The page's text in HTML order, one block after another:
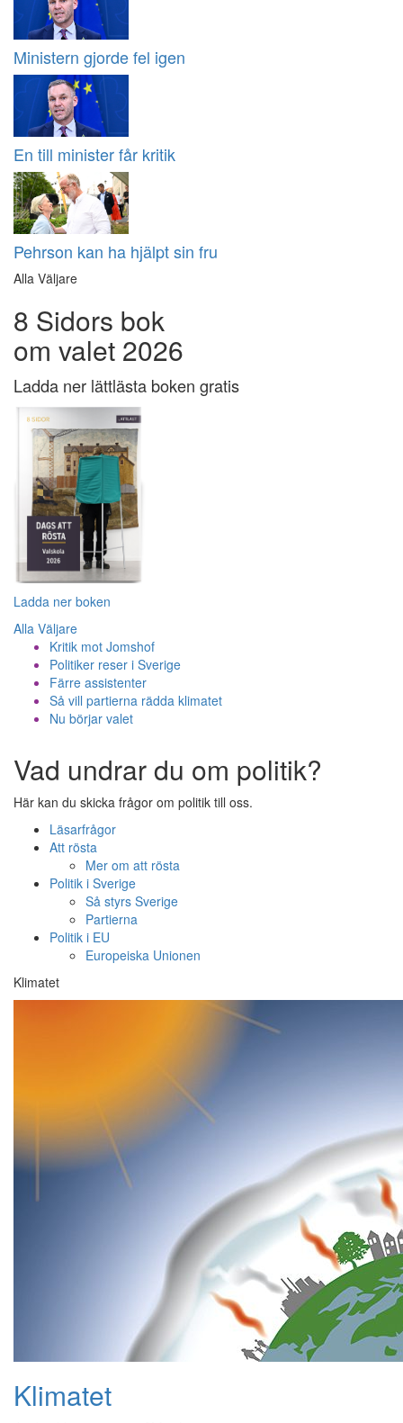
Ministern gjorde fel igen
En till minister får kritik
Pehrson kan ha hjälpt sin fru
Alla Väljare
8 Sidors bok
om valet 2026
Ladda ner lättlästa boken gratis
Ladda ner boken
Alla Väljare
Kritik mot Jomshof
Politiker reser i Sverige
Färre assistenter
Så vill partierna rädda klimatet
Nu börjar valet
Vad undrar du om politik?
Här kan du skicka frågor om politik till oss.
Läsarfrågor
Att rösta
Mer om att rösta
Politik i Sverige
Så styrs Sverige
Partierna
Politik i EU
Europeiska Unionen
Klimatet
Klimatet